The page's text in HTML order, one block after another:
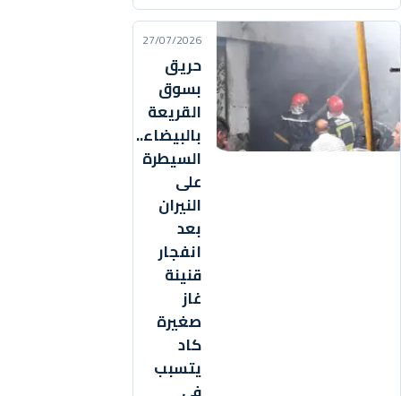
27/07/2026
حريق
بسوق
القريعة
بالبيضاء..
السيطرة
على
النيران
بعد
انفجار
قنينة
غاز
صغيرة
كاد
يتسبب